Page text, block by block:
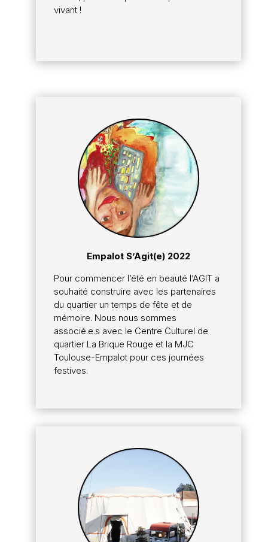
vivant !
Empalot S’Agit(e) 2022
Pour commencer l’été en beauté l’AGIT a
souhaité construire avec les partenaires
du quartier un temps de fête et de
mémoire. Nous nous sommes
associé.e.s avec le Centre Culturel de
quartier La Brique Rouge et la MJC
Toulouse-Empalot pour ces journées
festives.